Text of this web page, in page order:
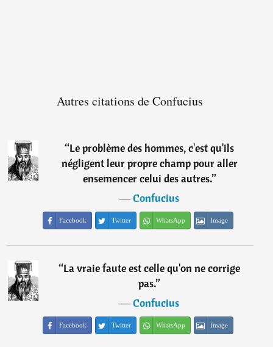
Autres citations de Confucius
“Le problème des hommes, c'est qu'ils
négligent leur propre champ pour aller
ensemencer celui des autres.”
―Confucius
Facebook Twitter WhatsApp Image
“La vraie faute est celle qu'on ne corrige
pas.”
―Confucius
Facebook Twitter WhatsApp Image